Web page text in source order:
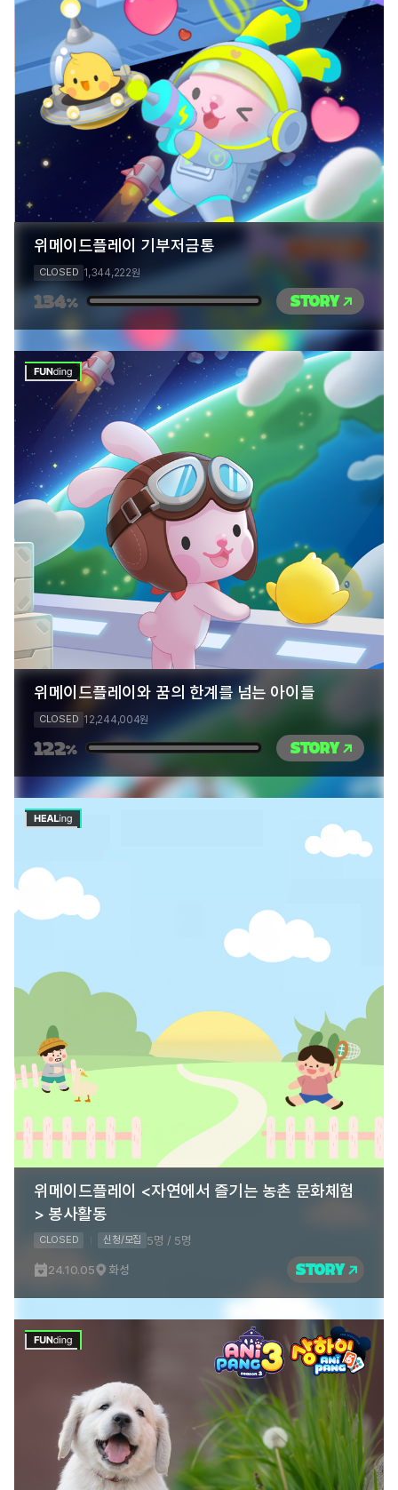
위메이드플레이 기부저금통
CLOSED 1,344,222원
134% STORY
위메이드플레이와 꿈의 한계를 넘는 아이들
CLOSED 12,244,004원
122% STORY
위메이드플레이 <자연에서 즐기는 농촌 문화체험
> 봉사활동
CLOSED 신청/모집 5명 / 5명
24.10.05 화성 STORY